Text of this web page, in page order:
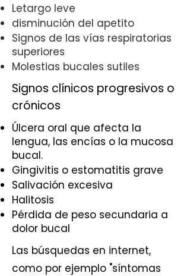
Letargo leve
disminución del apetito
Signos de las vías respiratorias
superiores
Molestias bucales sutiles
Signos clínicos progresivos o
crónicos
Úlcera oral que afecta la
lengua, las encías o la mucosa
bucal.
Gingivitis o estomatitis grave
Salivación excesiva
Halitosis
Pérdida de peso secundaria a
dolor bucal
Las búsquedas en internet,
como por ejemplo "síntomas